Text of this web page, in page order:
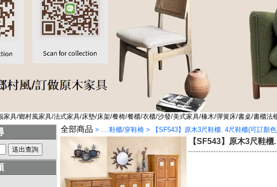
家具/鄉村風家具/法式家具/床墊/床架/餐椅/餐櫃/衣櫃/沙發/美式家具/橡木/彈簧床/書桌/書櫃法
全部商品 > ....鞋櫃/穿鞋椅 > 【SF543】原木3尺鞋櫃. 4尺鞋櫃(可訂顏
【SF543】原木3尺鞋